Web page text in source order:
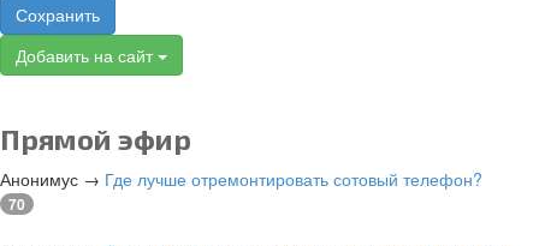
Сохранить
Добавить на сайт
Прямой эфир
Анонимус → Где лучше отремонтировать сотовый телефон?
70